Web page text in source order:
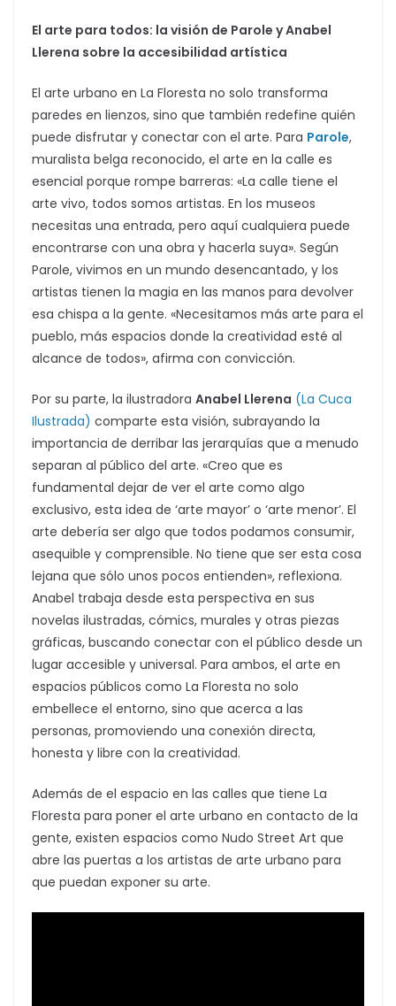
El arte para todos: la visión de Parole y Anabel
Llerena sobre la accesibilidad artística
El arte urbano en La Floresta no solo transforma
paredes en lienzos, sino que también redefine quién
puede disfrutar y conectar con el arte. Para Parole,
muralista belga reconocido, el arte en la calle es
esencial porque rompe barreras: «La calle tiene el
arte vivo, todos somos artistas. En los museos
necesitas una entrada, pero aquí cualquiera puede
encontrarse con una obra y hacerla suya». Según
Parole, vivimos en un mundo desencantado, y los
artistas tienen la magia en las manos para devolver
esa chispa a la gente. «Necesitamos más arte para el
pueblo, más espacios donde la creatividad esté al
alcance de todos», afirma con convicción.
Por su parte, la ilustradora Anabel Llerena (La Cuca
Ilustrada) comparte esta visión, subrayando la
importancia de derribar las jerarquías que a menudo
separan al público del arte. «Creo que es
fundamental dejar de ver el arte como algo
exclusivo, esta idea de ‘arte mayor’ o ‘arte menor’. El
arte debería ser algo que todos podamos consumir,
asequible y comprensible. No tiene que ser esta cosa
lejana que sólo unos pocos entienden», reflexiona.
Anabel trabaja desde esta perspectiva en sus
novelas ilustradas, cómics, murales y otras piezas
gráficas, buscando conectar con el público desde un
lugar accesible y universal. Para ambos, el arte en
espacios públicos como La Floresta no solo
embellece el entorno, sino que acerca a las
personas, promoviendo una conexión directa,
honesta y libre con la creatividad.
Además de el espacio en las calles que tiene La
Floresta para poner el arte urbano en contacto de la
gente, existen espacios como Nudo Street Art que
abre las puertas a los artistas de arte urbano para
que puedan exponer su arte.